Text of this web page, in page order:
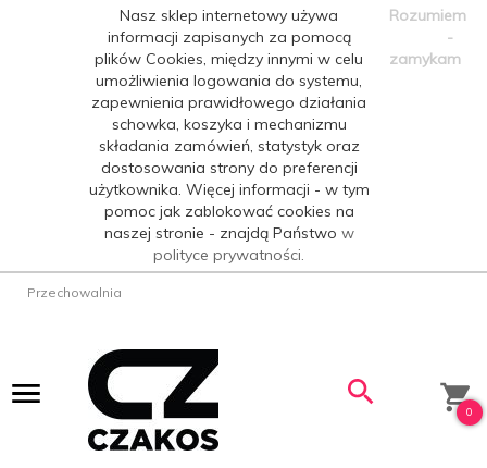
Nasz sklep internetowy używa
informacji zapisanych za pomocą
plików Cookies, między innymi w celu
umożliwienia logowania do systemu,
zapewnienia prawidłowego działania
schowka, koszyka i mechanizmu
składania zamówień, statystyk oraz
dostosowania strony do preferencji
użytkownika. Więcej informacji - w tym
pomoc jak zablokować cookies na
naszej stronie - znajdą Państwo w
polityce prywatności.
Rozumiem
-
zamykam
Przechowalnia
0